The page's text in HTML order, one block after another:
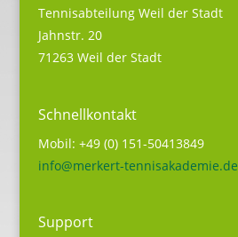
Tennisabteilung Weil der Stadt
Jahnstr. 20
71263 Weil der Stadt
Schnellkontakt
Mobil: +49 (0) 151-50413849
info@merkert-tennisakademie.de
Support